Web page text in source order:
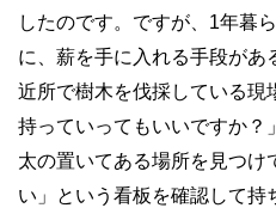
したのです。ですが、1年暮
に、薪を手に入れる手段があ
近所で樹木を伐採している現
持っていってもいいですか？
太の置いてある場所を見つけ
い」という看板を確認して持